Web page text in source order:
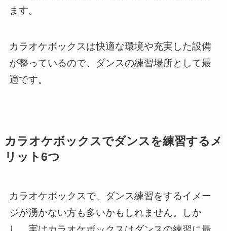
ます。
カラオケボックスは快適な環境や充実した設備
が整っているので、ダンスの練習場所として最
適です。
カラオケボックスでダンスを練習するメ
リット6つ
カラオケボックスで、ダンス練習をするイメー
ジが湧かない方も多いかもしれません。しか